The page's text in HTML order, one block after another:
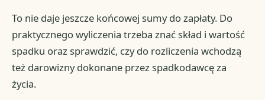
To nie daje jeszcze końcowej sumy do zapłaty. Do
praktycznego wyliczenia trzeba znać skład i wartość
spadku oraz sprawdzić, czy do rozliczenia wchodzą
też darowizny dokonane przez spadkodawcę za
życia.